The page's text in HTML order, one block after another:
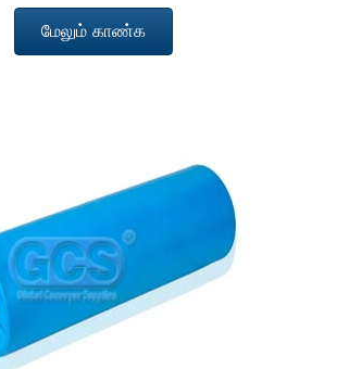
மேலும் காண்க